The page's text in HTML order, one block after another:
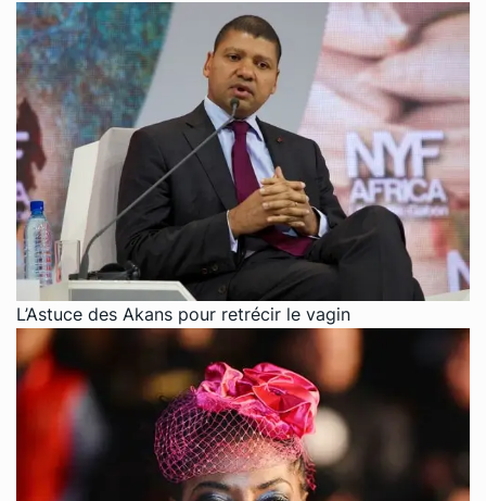
L’Astuce des Akans pour retrécir le vagin